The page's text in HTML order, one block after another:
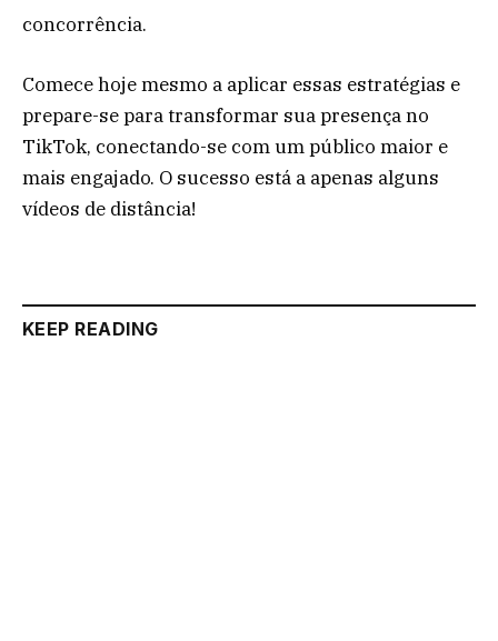
concorrência.
Comece hoje mesmo a aplicar essas estratégias e
prepare-se para transformar sua presença no
TikTok, conectando-se com um público maior e
mais engajado. O sucesso está a apenas alguns
vídeos de distância!
KEEP READING